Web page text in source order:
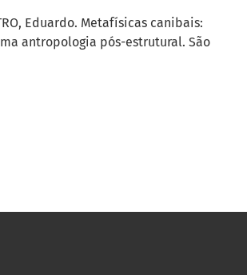
Eduardo. Metafísicas canibais:
antropologia pós-estrutural. São